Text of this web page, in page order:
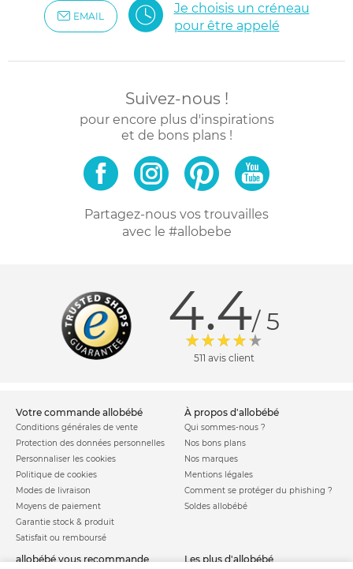
EMAIL
Je choisis un créneau
pour être appelé
Suivez-nous !
pour encore plus d'inspirations
et de bons plans !
Partagez-nous vos trouvailles
avec le #allobebe
4.4/ 5
511 avis client
votre commande allobébé
Conditions générales de vente
Protection des données personnelles
Personnaliser les cookies
Politique de cookies
Modes de livraison
Moyens de paiement
Garantie stock & produit
Satisfait ou remboursé
à propos d'allobébé
Qui sommes-nous ?
Nos bons plans
Nos marques
Mentions légales
Comment se protéger du phishing ?
Soldes allobébé
allobébé vous recommande les plus d'allobébé